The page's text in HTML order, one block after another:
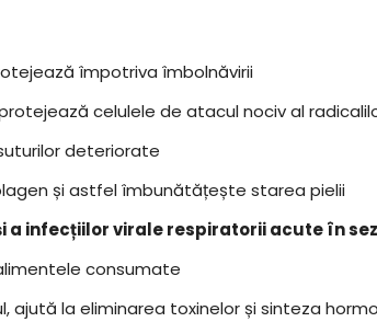
împotriva îmbolnăvirii
celulele de atacul nociv al
deteriorate
și astfel îmbunătățește starea pielii
a infecțiilor virale respiratorii acute în
consumate
la eliminarea toxinelor și sinteza